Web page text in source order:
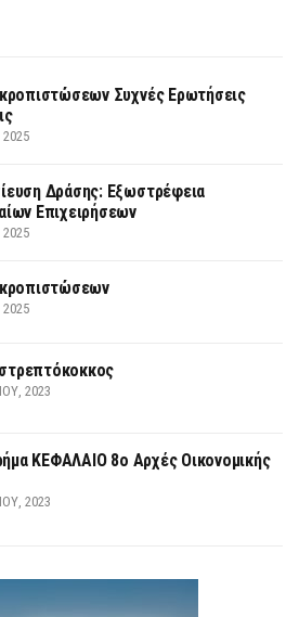
Συχνές Ερωτήσεις
Δράσης: Εξωστρέφεια
Επιχειρήσεων
στρεπτόκοκκος
2023
ΚΕΦΑΛΑΙΟ 8ο Αρχές Οικονομικής
2023